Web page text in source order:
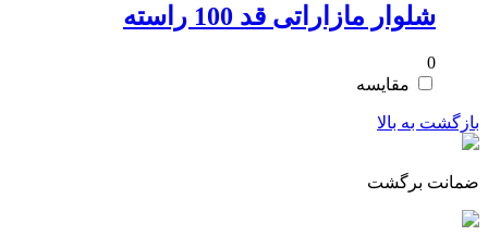
شلوار مازاراتی قد 100 راسته
0
مقایسه
بازگشت به بالا
ضمانت برگشت